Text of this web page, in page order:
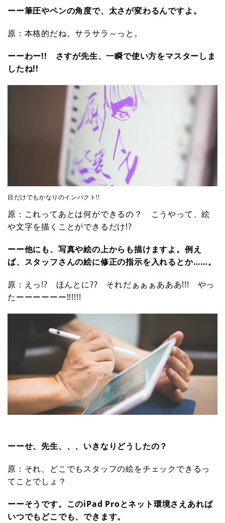
ーー筆圧やペンの角度で、太さが変わるんですよ。
原：本格的だね。サラサラ～っと。
ーーわー!! さすが先生、一瞬で使い方をマスターしま
したね!!
目だけでもかなりのインパクト!!
原：これってあとは何ができるの？ こうやって、絵
や文字を描くことができるだけ!?
ーー他にも、写真や絵の上からも描けますよ。例え
ば、スタッフさんの絵に修正の指示を入れるとか……。
原：えっ!? ほんとに?? それだぁぁぁあああ!!! やっ
たーーーーーー!!!!!!
ーーせ、先生、、、いきなりどうしたの？
原：それ、どこでもスタッフの絵をチェックできるっ
てことでしょ？
ーーそうです。このiPad Proとネット環境さえあれば
いつでもどこでも、できます。